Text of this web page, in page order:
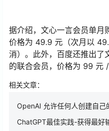
据介绍，文心一言会员单月
价格为 49.9 元（次月以
消）。此外，百度还推出了
的联合会员，价格为 99 元 /
相关文章：
OpenAI 允许任何人创建自己
ChatGPT最佳实践-获得最好